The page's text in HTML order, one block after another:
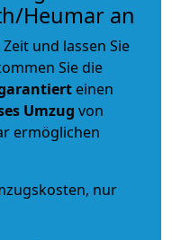
Heumar an
und lassen Sie
Sie die
einen
Umzug von
ermöglichen
nur